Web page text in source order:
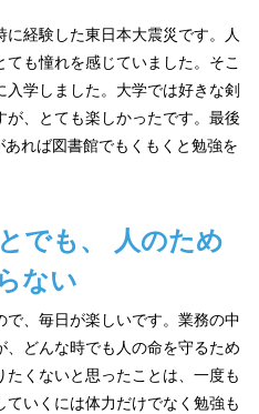
経験した東日本大震災です。人
も憧れを感じていました。そこ
学しました。大学では好きな剣
、とても楽しかったです。最後
れば図書館でもくもくと勉強を
でも、
人のため
ない
、毎日が楽しいです。業務の中
どんな時でも人の命を守るため
くないと思ったことは、一度も
いくには体力だけでなく勉強も